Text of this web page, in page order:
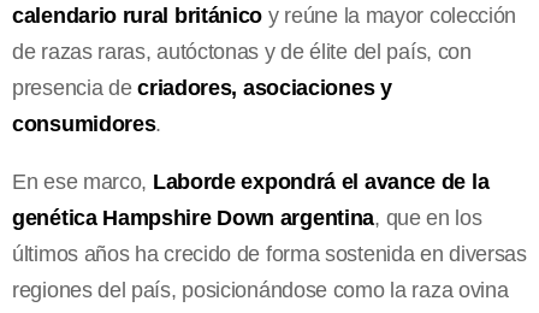
calendario rural británico y reúne la mayor colección
de razas raras, autóctonas y de élite del país, con
presencia decriadores, asociaciones y
consumidores.
En ese marco, Laborde expondrá el avance de la
genética Hampshire Down argentina, que en los
últimos años ha crecido de forma sostenida en diversas
regiones del país, posicionándose como la raza ovina